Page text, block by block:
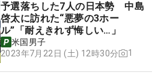
予選落ちした7人の日本勢 中島
啓太に訪れた“悪夢の3ホー
ル”「耐えきれず悔しい…」
米国男子
2023年7月22日 (土) 12時30分
1